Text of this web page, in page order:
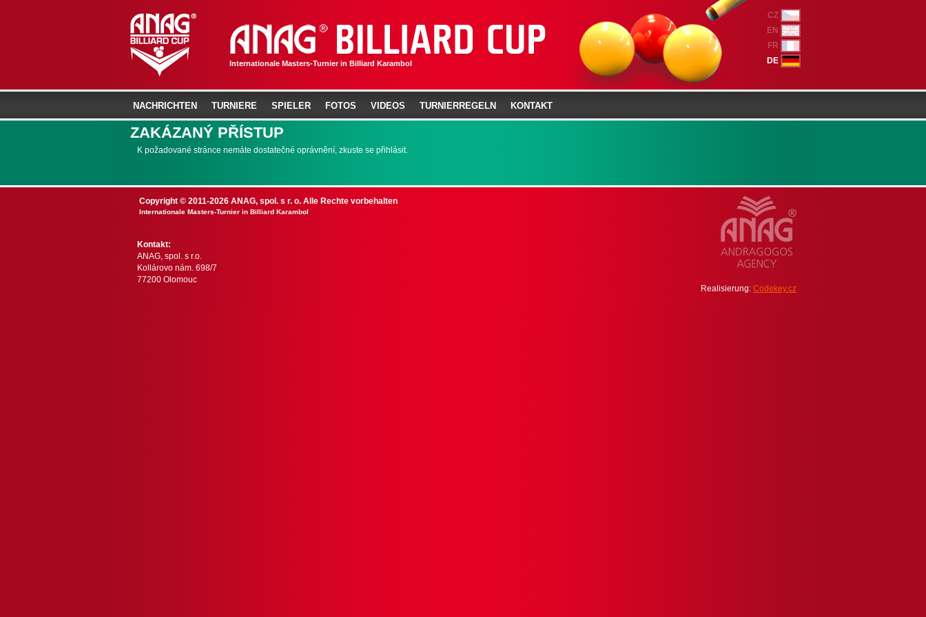
ZAKÁZANÝ PŘÍSTUP
K požadované stránce nemáte dostatečné oprávnění, zkuste se přihlásit.
CZ
EN
FR
DE
Internationale Masters-Turnier in Billiard Karambol
NACHRICHTEN TURNIERE SPIELER FOTOS VIDEOS TURNIERREGELN KONTAKT
Realisierung: Codekey.cz
Copyright © 2011-2026 ANAG, spol. s r. o. Alle Rechte vorbehalten
Internationale Masters-Turnier in Billiard Karambol
Kontakt:
ANAG, spol. s r.o.
Kollárovo nám. 698/7
77200 Olomouc